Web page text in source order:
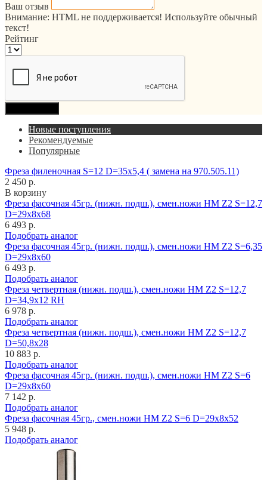
Ваш отзыв
Внимание: HTML не поддерживается! Используйте обычный
текст!
Рейтинг
Новые поступления
Рекомендуемые
Популярные
Фреза филеночная S=12 D=35x5,4 ( замена на 970.505.11)
2 450 р.
В корзину
Фреза фасочная 45гр. (нижн. подш.), смен.ножи HM Z2 S=12,7
D=29x8x68
6 493 р.
Подобрать аналог
Фреза фасочная 45гр. (нижн. подш.), смен.ножи HM Z2 S=6,35
D=29x8x60
6 493 р.
Подобрать аналог
Фреза четвертная (нижн. подш.), смен.ножи HM Z2 S=12,7
D=34,9x12 RH
6 978 р.
Подобрать аналог
Фреза четвертная (нижн. подш.), смен.ножи HM Z2 S=12,7
D=50,8x28
10 883 р.
Подобрать аналог
Фреза фасочная 45гр. (нижн. подш.), смен.ножи HM Z2 S=6
D=29x8x60
7 142 р.
Подобрать аналог
Фреза фасочная 45гр., смен.ножи HM Z2 S=6 D=29x8x52
5 948 р.
Подобрать аналог